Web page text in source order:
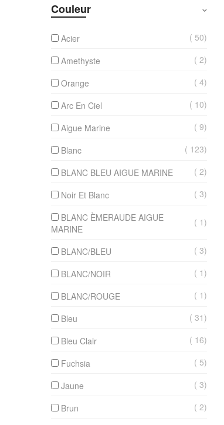
Couleur
Acier
50
Amethyste
2
Orange
4
Arc En Ciel
10
Aigue Marine
9
Blanc
123
BLANC BLEU AIGUE MARINE
2
Noir Et Blanc
3
BLANC ÈMERAUDE AIGUE
MARINE
1
BLANC/BLEU
3
BLANC/NOIR
1
BLANC/ROUGE
1
Bleu
31
Bleu Clair
16
Fuchsia
5
Jaune
3
Brun
2